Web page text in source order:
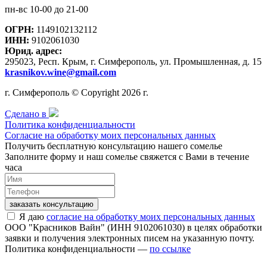
пн-вс 10-00 до 21-00
ОГРН: 1149102132112
ИНН: 9102061030
Юрид. адрес:
295023, Респ. Крым, г. Симферополь, ул. Промышленная, д. 15
krasnikov.wine@gmail.com
г. Симферополь © Copyright 2026 г.
Сделано в
Политика конфиденциальности
Согласие на обработку моих персональных данных
Получить бесплатную консультацию нашего сомелье
Заполните форму и наш сомелье свяжется с Вами в течение
часа
заказать консультацию
Я даю согласие на обработку моих персональных данных
ООО "Красников Вайн" (ИНН 9102061030) в целях обработки
заявки и получения электронных писем на указанную почту.
Политика конфиденциальности — по ссылке